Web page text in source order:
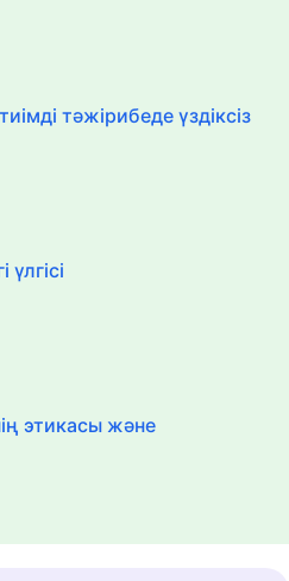
тәжірибеде үздіксіз
этикасы және